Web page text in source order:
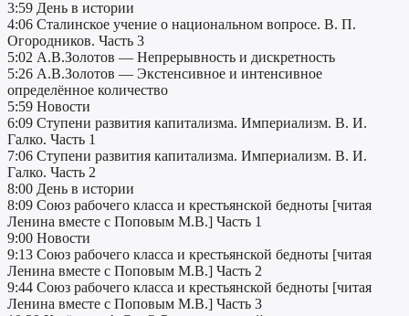
3:59 День в истории
4:06 Сталинское учение о национальном вопросе. В. П.
Огородников. Часть 3
5:02 А.В.Золотов — Непрерывность и дискретность
5:26 А.В.Золотов — Экстенсивное и интенсивное
определённое количество
5:59 Новости
6:09 Ступени развития капитализма. Империализм. В. И.
Галко. Часть 1
7:06 Ступени развития капитализма. Империализм. В. И.
Галко. Часть 2
8:00 День в истории
8:09 Союз рабочего класса и крестьянской бедноты [читая
Ленина вместе с Поповым М.В.] Часть 1
9:00 Новости
9:13 Союз рабочего класса и крестьянской бедноты [читая
Ленина вместе с Поповым М.В.] Часть 2
9:44 Союз рабочего класса и крестьянской бедноты [читая
Ленина вместе с Поповым М.В.] Часть 3